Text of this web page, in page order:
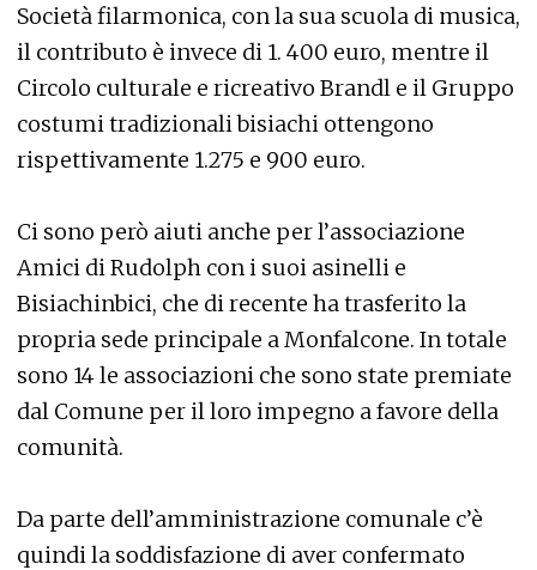
Società filarmonica, con la sua scuola di musica,
il contributo è invece di 1. 400 euro, mentre il
Circolo culturale e ricreativo Brandl e il Gruppo
costumi tradizionali bisiachi ottengono
rispettivamente 1.275 e 900 euro.
Ci sono però aiuti anche per l’associazione
Amici di Rudolph con i suoi asinelli e
Bisiachinbici, che di recente ha trasferito la
propria sede principale a Monfalcone. In totale
sono 14 le associazioni che sono state premiate
dal Comune per il loro impegno a favore della
comunità.
Da parte dell’amministrazione comunale c’è
quindi la soddisfazione di aver confermato